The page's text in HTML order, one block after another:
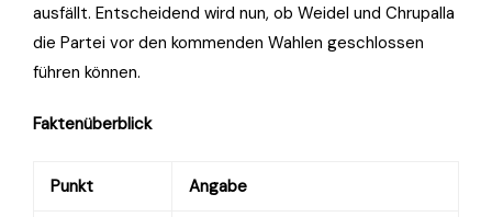
ausfällt. Entscheidend wird nun, ob Weidel und Chrupalla
die Partei vor den kommenden Wahlen geschlossen
führen können.
Faktenüberblick
Punkt Angabe